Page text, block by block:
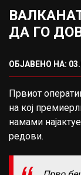
ДА ГО
ОБЈАВЕНО НА:
Првиот
на кој
намами
редови.